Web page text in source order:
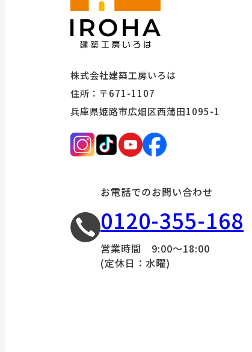
株式会社建築工房いろは
住所：〒671-1107
兵庫県姫路市広畑区西蒲田1095-1
お電話でのお問い合わせ
0120-355-168
営業時間 9:00～18:00
(定休日：水曜)